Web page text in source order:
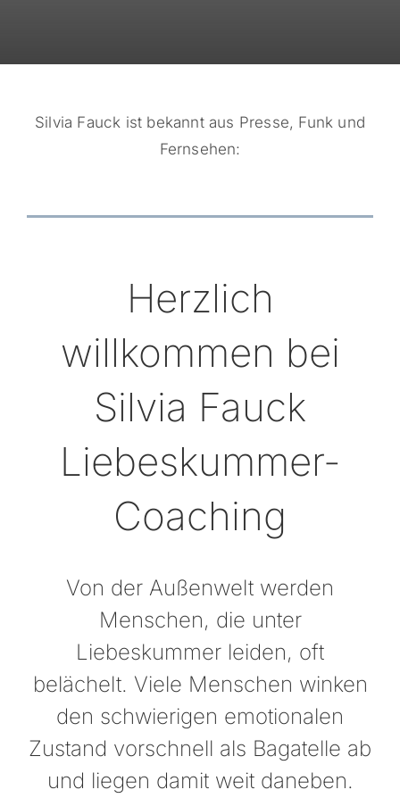
Silvia Fauck ist bekannt aus Presse, Funk und
Fernsehen:
Herzlich
willkommen bei
Silvia Fauck
Liebeskummer-
Coaching
Von der Außenwelt werden
Menschen, die unter
Liebeskummer leiden, oft
belächelt. Viele Menschen winken
den schwierigen emotionalen
Zustand vorschnell als Bagatelle ab
und liegen damit weit daneben.